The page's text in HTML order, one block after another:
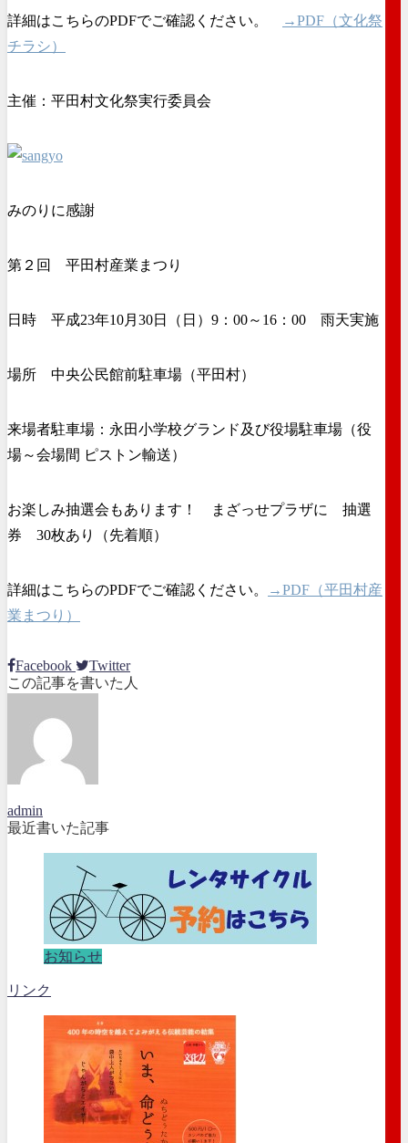
詳細はこちらのPDFでご確認ください。
→PDF（文化祭
チラシ）
主催：平田村文化祭実行委員会
みのりに感謝
第２回 平田村産業まつり
日時 平成23年10月30日（日）9：00～16：00 雨天実施
場所 中央公民館前駐車場（平田村）
来場者駐車場：永田小学校グランド及び役場駐車場（役
場～会場間 ピストン輸送）
お楽しみ抽選会もあります！ まざっせプラザに 抽選
券 30枚あり（先着順）
詳細はこちらのPDFでご確認ください。
→PDF（平田村産
業まつり）
Facebook
Twitter
この記事を書いた人
admin
最近書いた記事
お知らせ
リンク